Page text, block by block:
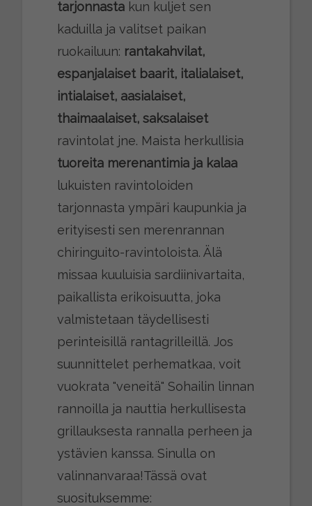
tarjonnastakun kuljet sen
kaduilla ja valitset paikan
ruokailuun: rantakahvilat,
espanjalaiset baarit, italialaiset,
intialaiset, aasialaiset,
thaimaalaiset, saksalaiset
ravintolat jne. Maista herkullisia
tuoreita merenantimia ja kalaa
lukuisten ravintoloiden
tarjonnasta ympäri kaupunkia ja
erityisesti sen merenrannan
chiringuito-ravintoloista. Älä
missaa kuuluisia sardiinivartaita,
paikallista erikoisuutta, joka
valmistetaan täydellisesti
perinteisillä rantagrilleillä. Jos
suunnittelet perhematkaa, voit
vuokrata "veneitä" Sohailin linnan
rannoilla ja nauttia herkullisesta
grillauksesta rannalla perheen ja
ystävien kanssa. Sinulla on
valinnanvaraa!Tässä ovat
suosituksemme: